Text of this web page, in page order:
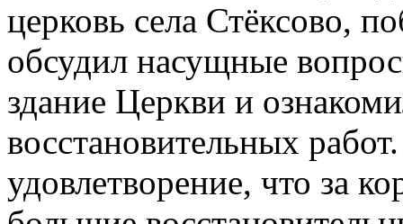
церковь села Стёксово,
обсудил насущные
здание Церкви и
восстановительных
удовлетворение, что за